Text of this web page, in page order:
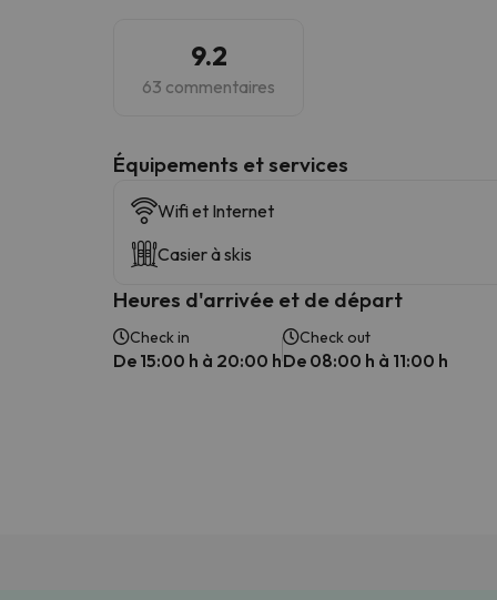
9.2
63 commentaires
​Équipements et services
Wifi et Internet
Casier à skis
Heures d'arrivée et de départ
Check in
De 15:00 h à 20:00 h
Check out
De 08:00 h à 11:00 h